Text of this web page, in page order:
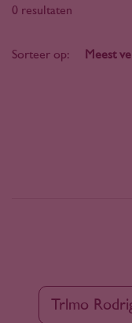
0 resultaten
Sorteer op:
Trlmo